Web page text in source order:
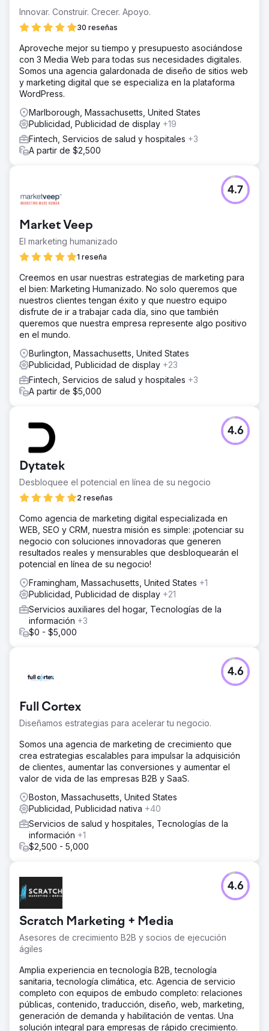
Innovar. Construir. Crecer. Apoyo.
30 reseñas
Aproveche mejor su tiempo y presupuesto asociándose
con 3 Media Web para todas sus necesidades digitales.
Somos una agencia galardonada de diseño de sitios web
y marketing digital que se especializa en la plataforma
WordPress.
Marlborough, Massachusetts, United States
Publicidad, Publicidad de display +19
Fintech, Servicios de salud y hospitales +3
A partir de $2,500
Market Veep
El marketing humanizado
1 reseña
4.7
Creemos en usar nuestras estrategias de marketing para
el bien: Marketing Humanizado. No solo queremos que
nuestros clientes tengan éxito y que nuestro equipo
disfrute de ir a trabajar cada día, sino que también
queremos que nuestra empresa represente algo positivo
en el mundo.
Burlington, Massachusetts, United States
Publicidad, Publicidad de display +23
Fintech, Servicios de salud y hospitales +3
A partir de $5,000
Dytatek
Desbloquee el potencial en línea de su negocio
2 reseñas
4.6
Como agencia de marketing digital especializada en
WEB, SEO y CRM, nuestra misión es simple: ¡potenciar su
negocio con soluciones innovadoras que generen
resultados reales y mensurables que desbloquearán el
potencial en línea de su negocio!
Framingham, Massachusetts, United States +1
Publicidad, Publicidad de display +21
Servicios auxiliares del hogar, Tecnologías de la
información +3
$0 - $5,000
Full Cortex
Diseñamos estrategias para acelerar tu negocio.
4.6
Somos una agencia de marketing de crecimiento que
crea estrategias escalables para impulsar la adquisición
de clientes, aumentar las conversiones y aumentar el
valor de vida de las empresas B2B y SaaS.
Boston, Massachusetts, United States
Publicidad, Publicidad nativa +40
Servicios de salud y hospitales, Tecnologías de la
información +1
$2,500 - 5,000
Scratch Marketing + Media
Asesores de crecimiento B2B y socios de ejecución
ágiles
4.6
Amplia experiencia en tecnología B2B, tecnología
sanitaria, tecnología climática, etc. Agencia de servicio
completo con equipos de embudo completo: relaciones
públicas, contenido, traducción, diseño, web, marketing,
generación de demanda y habilitación de ventas. Una
solución integral para empresas de rápido crecimiento.